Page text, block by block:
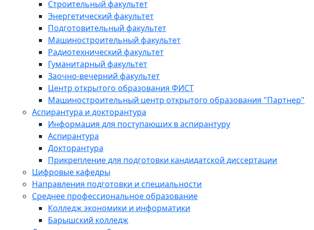
Строительный факультет
Энергетический факультет
Подготовительный факультет
Машиностроительный факультет
Радиотехнический факультет
Гуманитарный факультет
Заочно-вечерний факультет
Центр открытого образования ФИСТ
Машиностроительный центр открытого образования "Партнер"
Аспирантура и докторантура
Информация для поступающих в аспирантуру
Аспирантура
Докторантура
Прикрепление для подготовки кандидатской диссертации
Цифровые кафедры
Направления подготовки и специальности
Среднее профессиональное образование
Колледж экономики и информатики
Барышский колледж